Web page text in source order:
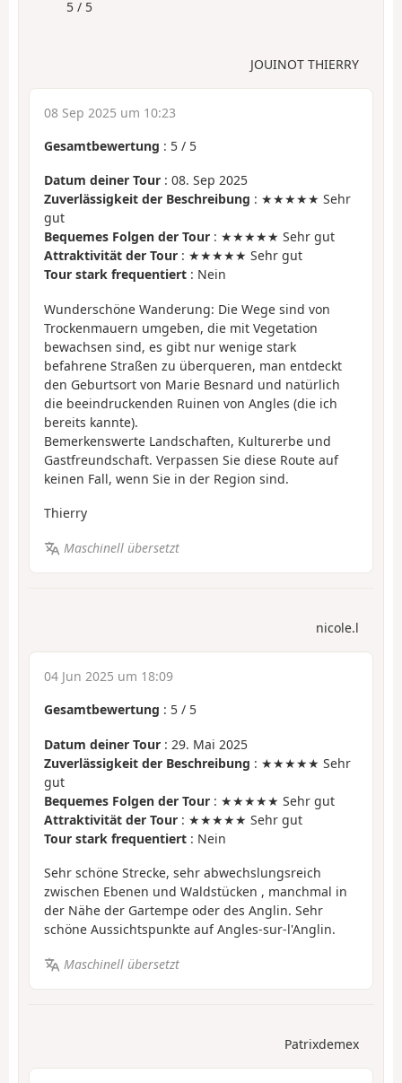
5 / 5
JOUINOT THIERRY
08 Sep 2025 um 10:23
Gesamtbewertung : 5 / 5
Datum deiner Tour : 08. Sep 2025
Zuverlässigkeit der Beschreibung : ★★★★★ Sehr
gut
Bequemes Folgen der Tour : ★★★★★ Sehr gut
Attraktivität der Tour : ★★★★★ Sehr gut
Tour stark frequentiert : Nein
Wunderschöne Wanderung: Die Wege sind von
Trockenmauern umgeben, die mit Vegetation
bewachsen sind, es gibt nur wenige stark
befahrene Straßen zu überqueren, man entdeckt
den Geburtsort von Marie Besnard und natürlich
die beeindruckenden Ruinen von Angles (die ich
bereits kannte).
Bemerkenswerte Landschaften, Kulturerbe und
Gastfreundschaft. Verpassen Sie diese Route auf
keinen Fall, wenn Sie in der Region sind.
Thierry
Maschinell übersetzt
nicole.l
04 Jun 2025 um 18:09
Gesamtbewertung : 5 / 5
Datum deiner Tour : 29. Mai 2025
Zuverlässigkeit der Beschreibung : ★★★★★ Sehr
gut
Bequemes Folgen der Tour : ★★★★★ Sehr gut
Attraktivität der Tour : ★★★★★ Sehr gut
Tour stark frequentiert : Nein
Sehr schöne Strecke, sehr abwechslungsreich
zwischen Ebenen und Waldstücken , manchmal in
der Nähe der Gartempe oder des Anglin. Sehr
schöne Aussichtspunkte auf Angles-sur-l'Anglin.
Maschinell übersetzt
Patrixdemex